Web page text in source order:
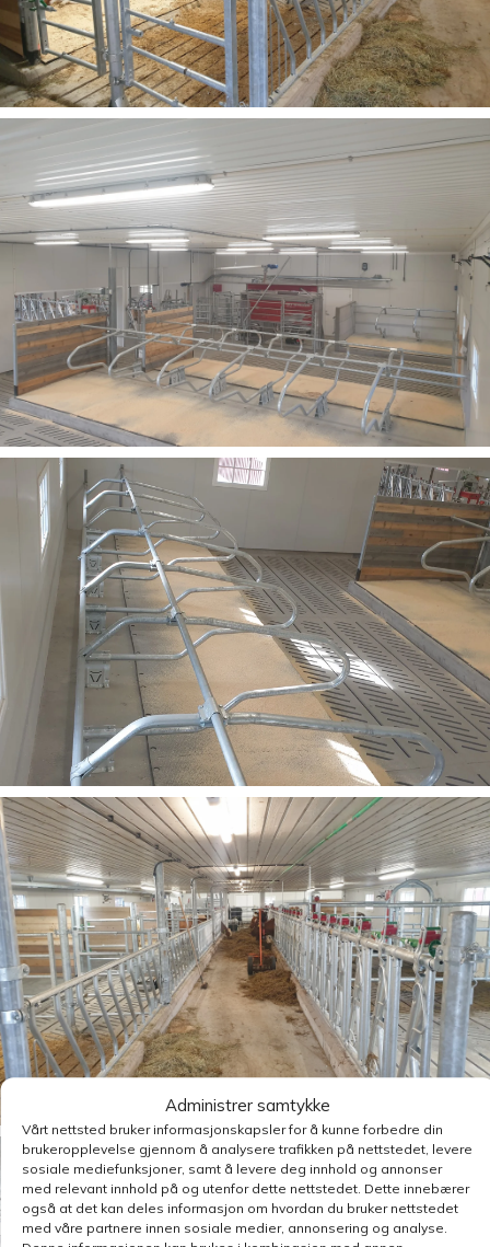
Administrer samtykke
Vårt nettsted bruker informasjonskapsler for å kunne forbedre din
brukeropplevelse gjennom å analysere trafikken på nettstedet, levere
sosiale mediefunksjoner, samt å levere deg innhold og annonser
med relevant innhold på og utenfor dette nettstedet. Dette innebærer
også at det kan deles informasjon om hvordan du bruker nettstedet
med våre partnere innen sosiale medier, annonsering og analyse.